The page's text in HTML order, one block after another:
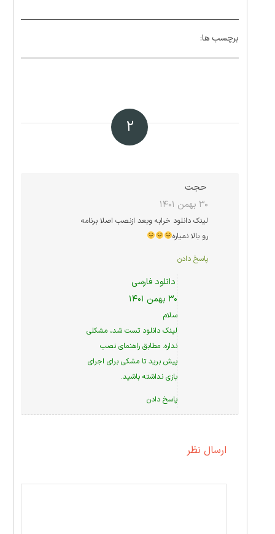
برچسب ها:
۲
حجت
۳۰ بهمن ۱۴۰۱
لینک دانلود خرابه وبعد ازنصب اصلا برنامه
رو بالا نمیاره
پاسخ دادن
دانلود فارسی
۳۰ بهمن ۱۴۰۱
سلام
لینک دانلود تست شد، مشکلی
نداره. مطابق راهنمای نصب
پیش برید تا مشکی برای اجرای
بازی نداشته باشید.
پاسخ دادن
ارسال نظر